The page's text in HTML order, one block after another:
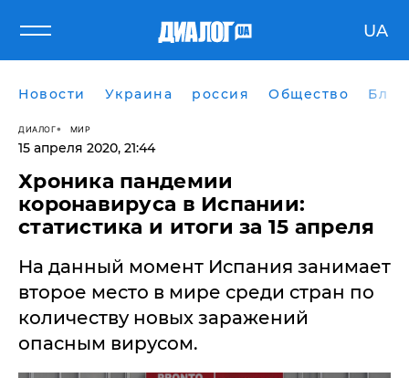
UA
Новости Украина россия Общество
ДИАЛОГ МИР
15 апреля 2020, 21:44
Хроника пандемии
коронавируса в Испании:
статистика и итоги за 15 апреля
На данный момент Испания занимает
второе место в мире среди стран по
количеству новых заражений
опасным вирусом.